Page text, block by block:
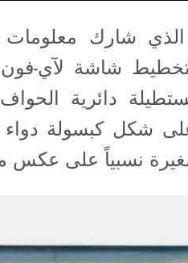
شارك معلومات
دائرية
شكل كبسولة
نسبياً على عكس